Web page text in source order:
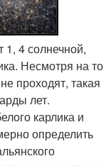
4 солнечной,
Несмотря на то
проходят, такая
лет.
карлика и
определить